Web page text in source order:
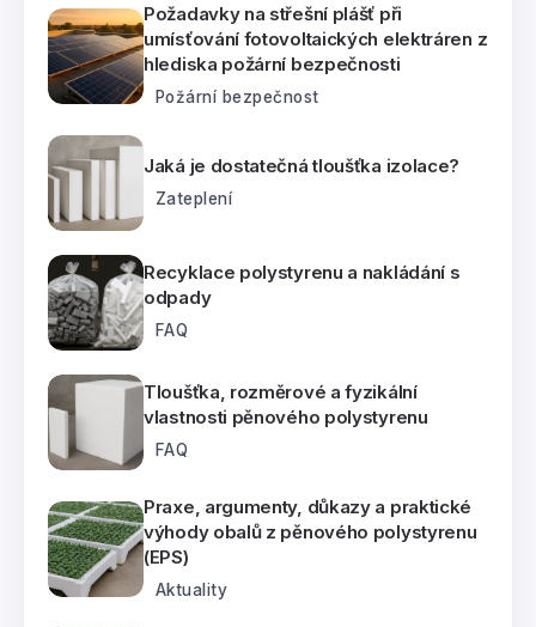
Požadavky na střešní plášť při
umísťování fotovoltaických elektráren z
hlediska požární bezpečnosti
Požární bezpečnost
Jaká je dostatečná tloušťka izolace?
Zateplení
Recyklace polystyrenu a nakládání s
odpady
FAQ
Tloušťka, rozměrové a fyzikální
vlastnosti pěnového polystyrenu
FAQ
Praxe, argumenty, důkazy a praktické
výhody obalů z pěnového polystyrenu
(EPS)
Aktuality